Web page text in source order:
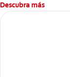
Descubra más